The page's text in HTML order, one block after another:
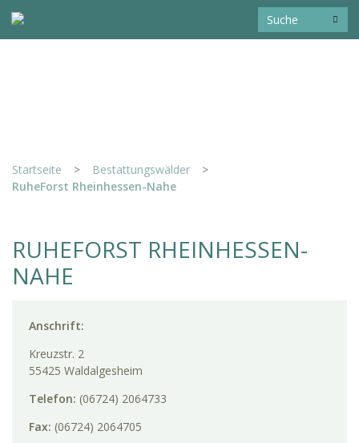
Startseite > Bestattungswälder
>
RuheForst Rheinhessen-Nahe
RUHEFORST RHEINHESSEN-
NAHE
Anschrift:
Kreuzstr. 2
55425 Waldalgesheim
Telefon: (06724) 2064733
Fax: (06724) 2064705